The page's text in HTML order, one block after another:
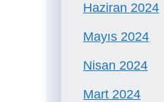
Haziran 2024
Mayıs 2024
Nisan 2024
Mart 2024